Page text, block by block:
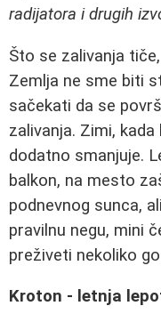
radijatora i drugih
Što se zalivanja
Zemlja ne sme biti
sačekati da se
zalivanja. Zimi,
dodatno smanjuje.
balkon, na mesto
podnevnog sunca,
pravilnu negu, mini
preživeti nekoliko
Kroton - letnja